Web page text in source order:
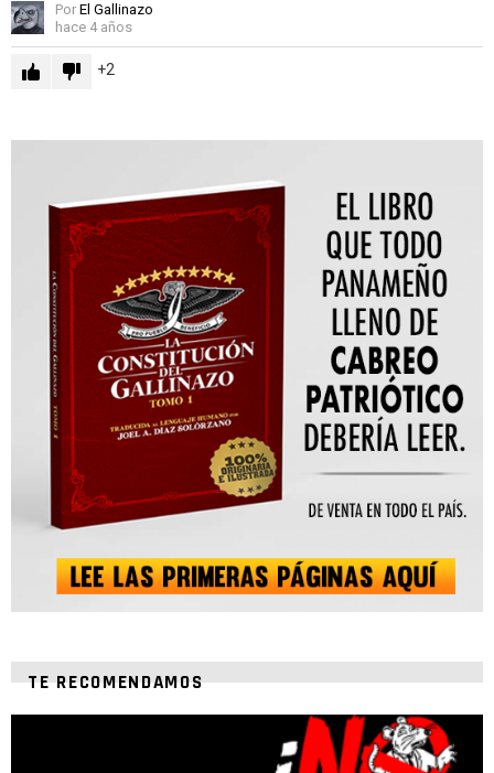
Por El Gallinazo
hace 4 años
2
TE RECOMENDAMOS